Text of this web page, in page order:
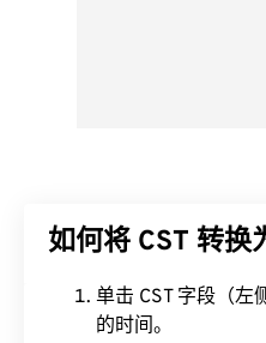
如何将 CST 转换
单击 CST 字段（左
的时间。